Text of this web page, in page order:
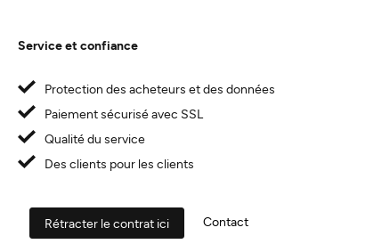
Service et confiance
Protection des acheteurs et des données
Paiement sécurisé avec SSL
Qualité du service
Des clients pour les clients
Rétracter le contrat ici Contact